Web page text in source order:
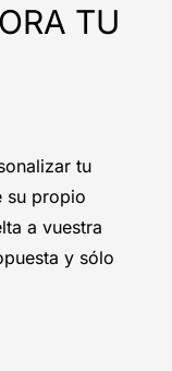
TU
tu
su propio
a vuestra
y sólo